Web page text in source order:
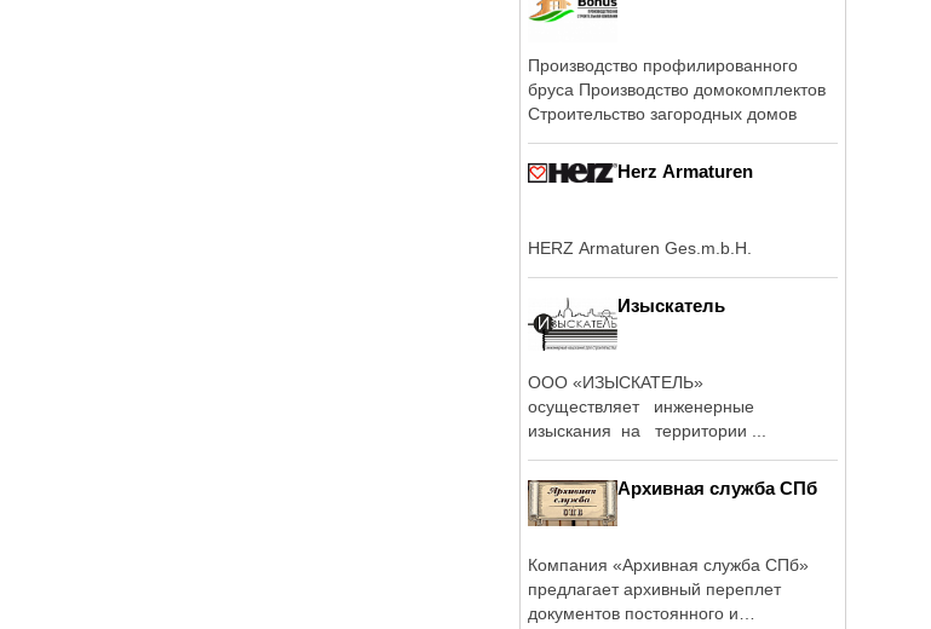
Производство профилированного
бруса Производство домокомплектов
Строительство загородных домов
Herz Armaturen
HERZ Armaturen Ges.m.b.H.
Изыскатель
ООО «ИЗЫСКАТЕЛЬ»
осуществляет инженерные
изыскания на территории ...
Архивная служба СПб
Компания «Архивная служба СПб»
предлагает архивный переплет
документов постоянного и